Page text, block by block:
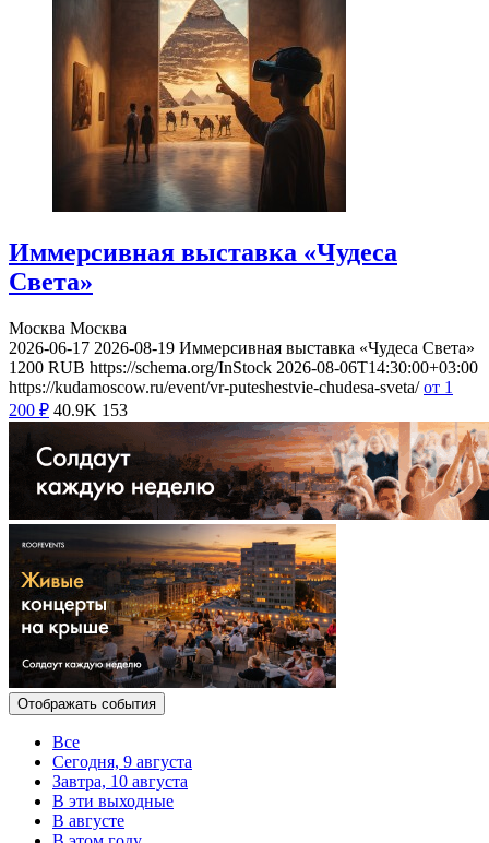
Иммерсивная выставка «Чудеса
Света»
Москва Москва
2026-06-17 2026-08-19 Иммерсивная выставка «Чудеса Света»
1200 RUB https://schema.org/InStock 2026-08-06T14:30:00+03:00
https://kudamoscow.ru/event/vr-puteshestvie-chudesa-sveta/ от 1
200 ₽ 40.9K 153
Отображать события
Все
Сегодня, 9 августа
Завтра, 10 августа
В эти выходные
В августе